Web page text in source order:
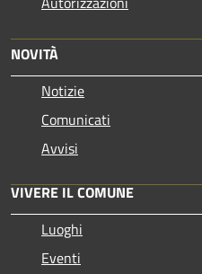
NOVITÀ
Notizie
Comunicati
Avvisi
VIVERE IL COMUNE
Luoghi
Eventi